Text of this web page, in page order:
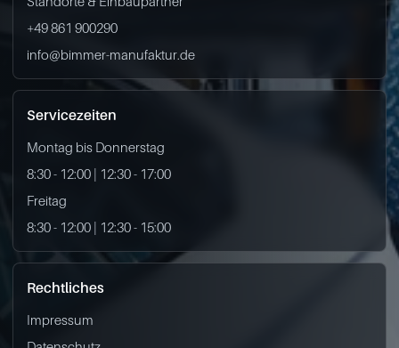
+49 861 900290
info@bimmer-manufaktur.de
Servicezeiten
Montag bis Donnerstag
8:30 - 12:00 | 12:30 - 17:00
Freitag
8:30 - 12:00 | 12:30 - 15:00
Rechtliches
Impressum